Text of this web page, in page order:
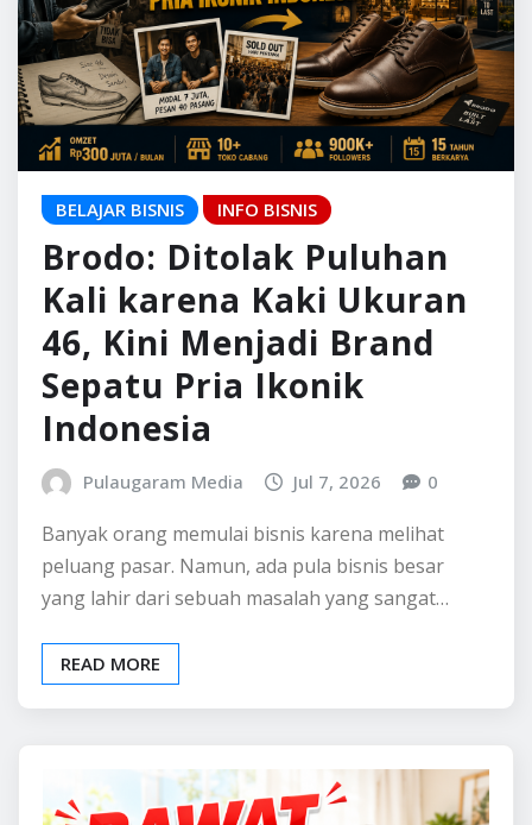
BELAJAR BISNIS INFO BISNIS
Brodo: Ditolak Puluhan
Kali karena Kaki Ukuran
46, Kini Menjadi Brand
Sepatu Pria Ikonik
Indonesia
Pulaugaram Media Jul 7, 2026 0
Banyak orang memulai bisnis karena melihat
peluang pasar. Namun, ada pula bisnis besar
yang lahir dari sebuah masalah yang sangat…
READ MORE